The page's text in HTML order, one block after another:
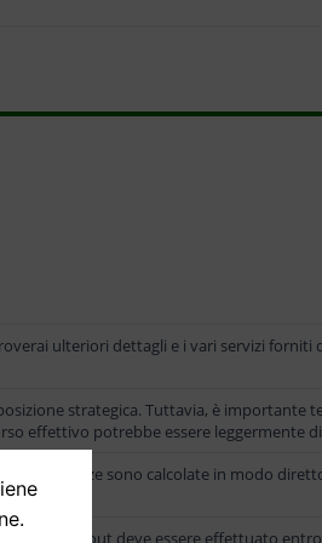
ulteriori dettagli e i vari servizi forniti
strategica. Tuttavia, è importante
effettivo potrebbe essere leggermente
distanze sono calcolate in modo
il check-out deve essere effettuato entro